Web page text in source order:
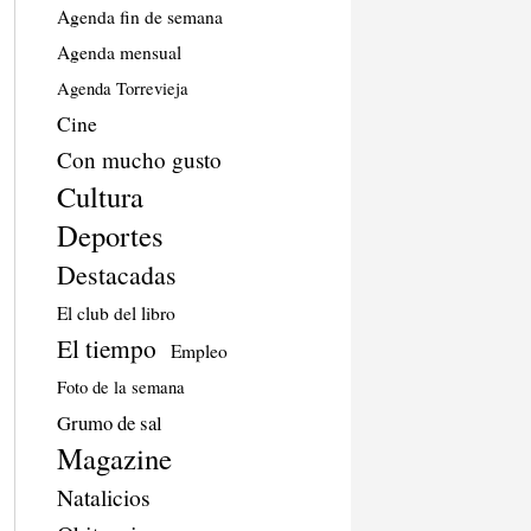
Agenda fin de semana
Agenda mensual
Agenda Torrevieja
Cine
Con mucho gusto
Cultura
Deportes
Destacadas
El club del libro
El tiempo Empleo
Foto de la semana
Grumo de sal
Magazine
Natalicios